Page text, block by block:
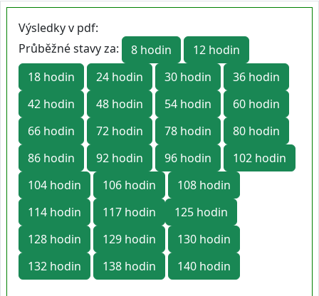
Výsledky v pdf:
Průběžné stavy za:
8 hodin
12 hodin
18 hodin
24 hodin 30 hodin
36 hodin
42 hodin
48 hodin 54 hodin
60 hodin
66 hodin
72 hodin 78 hodin
80 hodin
86 hodin
92 hodin 96 hodin
102 hodin
104 hodin
106 hodin
108 hodin
114 hodin
117 hodin
125 hodin
128 hodin
129 hodin
130 hodin
132 hodin
138 hodin 140 hodin